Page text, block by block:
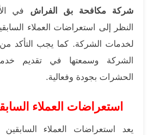
شركة مكافحة بق الفراش في
النظر إلى استعراضات العملاء
لخدمات الشركة. كما يجب التأكد
الشركة وسمعتها في تقديم
الحشرات بجودة وفعالية.
استعراضات العملاء
يعد استعراضات العملاء